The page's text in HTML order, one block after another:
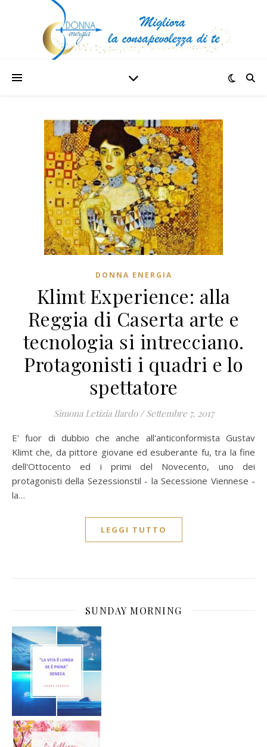
DONNA ENERGIA
Klimt Experience: alla
Reggia di Caserta arte e
tecnologia si intrecciano.
Protagonisti i quadri e lo
spettatore
Simona Letizia Ilardo / Settembre 7, 2017
E' fuor di dubbio che anche all'anticonformista Gustav
Klimt che, da pittore giovane ed esuberante fu, tra la fine
dell'Ottocento ed i primi del Novecento, uno dei
protagonisti della Sezessionstil - la Secessione Viennese -
la…
LEGGI TUTTO
SUNDAY MORNING